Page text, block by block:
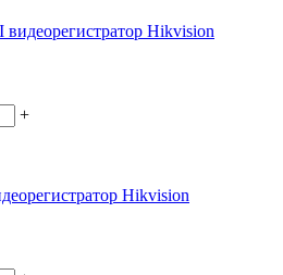
Hikvision
+
Hikvision